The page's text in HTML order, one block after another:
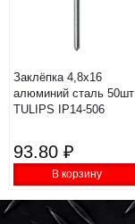
Заклёпка 4,8х16
алюминий сталь 50шт
TULIPS IP14-506
93.80 ₽
В корзину